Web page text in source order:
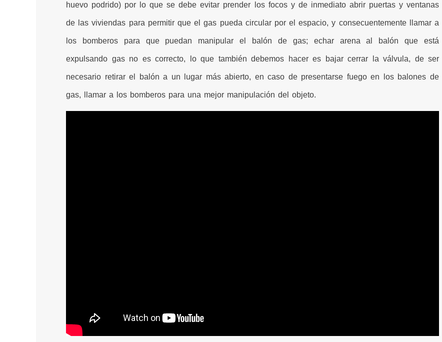
huevo podrido) por lo que se debe evitar prender los focos y de inmediato abrir puertas y ventanas
de las viviendas para permitir que el gas pueda circular por el espacio, y consecuentemente llamar a
los bomberos para que puedan manipular el balón de gas; echar arena al balón que está
expulsando gas no es correcto, lo que también debemos hacer es bajar cerrar la válvula, de ser
necesario retirar el balón a un lugar más abierto, en caso de presentarse fuego en los balones de
gas, llamar a los bomberos para una mejor manipulación del objeto.